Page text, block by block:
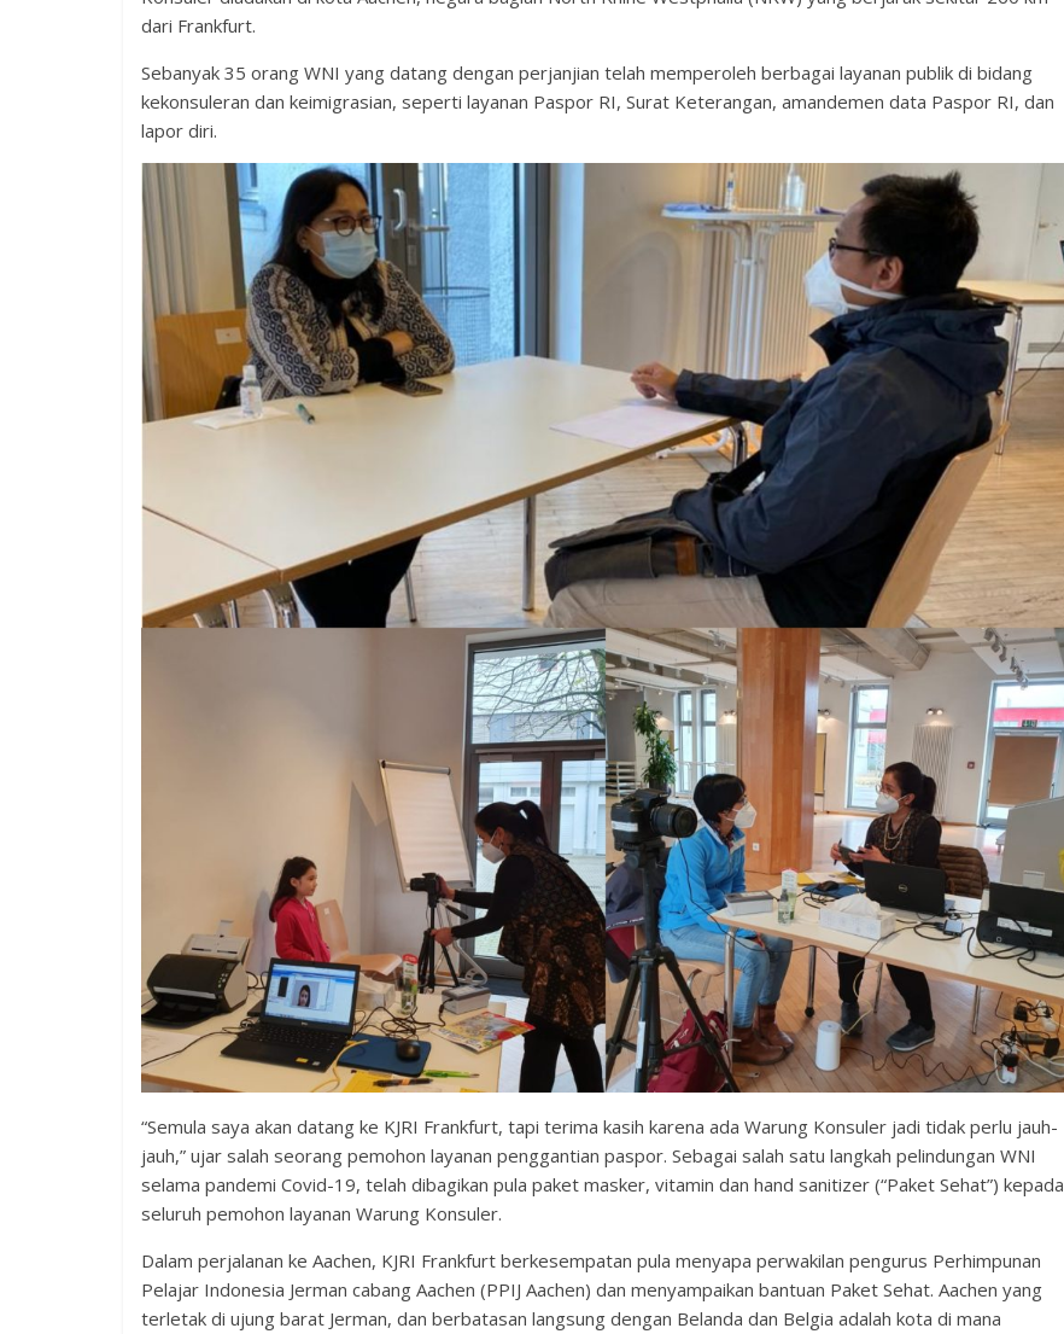
dari Frankfurt.
Sebanyak 35 orang WNI yang datang dengan perjanjian telah memperoleh berbagai layanan publik di bidang
kekonsuleran dan keimigrasian, seperti layanan Paspor RI, Surat Keterangan, amandemen data Paspor RI, dan
lapor diri.
“Semula saya akan datang ke KJRI Frankfurt, tapi terima kasih karena ada Warung Konsuler jadi tidak perlu jauh-
jauh,” ujar salah seorang pemohon layanan penggantian paspor. Sebagai salah satu langkah pelindungan WNI
selama pandemi Covid-19, telah dibagikan pula paket masker, vitamin dan hand sanitizer (“Paket Sehat”) kepada
seluruh pemohon layanan Warung Konsuler.
Dalam perjalanan ke Aachen, KJRI Frankfurt berkesempatan pula menyapa perwakilan pengurus Perhimpunan
Pelajar Indonesia Jerman cabang Aachen (PPIJ Aachen) dan menyampaikan bantuan Paket Sehat. Aachen yang
terletak di ujung barat Jerman, dan berbatasan langsung dengan Belanda dan Belgia adalah kota di mana